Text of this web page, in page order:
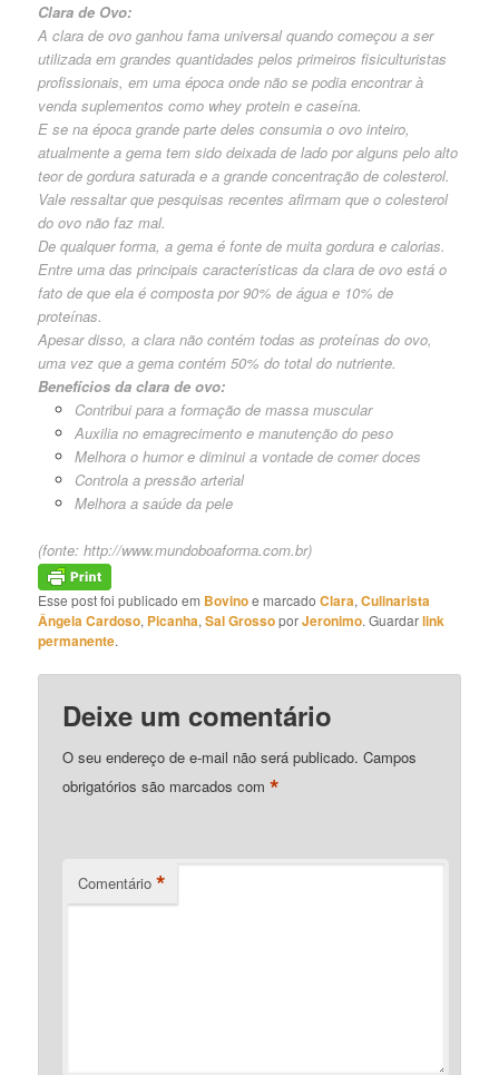
Clara de Ovo:
A clara de ovo ganhou fama universal quando começou a ser
utilizada em grandes quantidades pelos primeiros fisiculturistas
profissionais, em uma época onde não se podia encontrar à
venda suplementos como whey protein e caseína.
E se na época grande parte deles consumia o ovo inteiro,
atualmente a gema tem sido deixada de lado por alguns pelo alto
teor de gordura saturada e a grande concentração de colesterol.
Vale ressaltar que pesquisas recentes afirmam que o colesterol
do ovo não faz mal.
De qualquer forma, a gema é fonte de muita gordura e calorias.
Entre uma das principais características da clara de ovo está o
fato de que ela é composta por 90% de água e 10% de
proteínas.
Apesar disso, a clara não contém todas as proteínas do ovo,
uma vez que a gema contém 50% do total do nutriente.
Benefícios da clara de ovo:
Contribui para a formação de massa muscular
Auxilia no emagrecimento e manutenção do peso
Melhora o humor e diminui a vontade de comer doces
Controla a pressão arterial
Melhora a saúde da pele
(fonte:http://www.mundoboaforma.com.br)
Esse post foi publicado em Bovinoe marcadoClara,Culinarista
Ângela Cardoso, Picanha,Sal GrossoporJeronimo. Guardarlink
permanente.
Deixe um comentário
O seu endereço de e-mail não será publicado. Campos
obrigatórios são marcados com*
Comentário *